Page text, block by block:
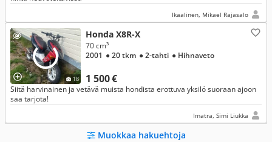
Ikaalinen, Mikael Rajasalo
18
Honda X8R-X
1 500 €
70 cm³
2001 ● 20 tkm ● 2-tahti ● Hihnaveto
Siitä harvinainen ja vetävä muista hondista erottuva yksilö suoraan ajoon
saa tarjota!
Imatra, Simi Liukka
Muokkaa hakuehtoja